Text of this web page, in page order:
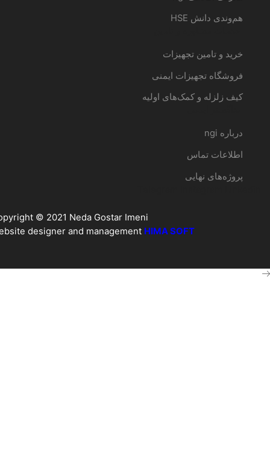
هم‌وندی دانش HSE
خرید و تامین تجهیزات
فروشگاه تجهیزات ایمنی
کیف زلزله و کمک‌های اولیه
درباره ngi
اطلاعات تماس
پروژه‌های نهایی
© 2021 Neda Gostar Imeni
designer and management HIMA SOFT